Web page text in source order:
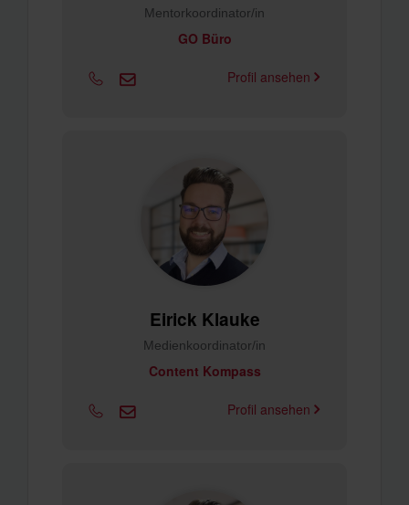
Mentorkoordinator/in
GO Büro
Profil ansehen
Eirick Klauke
Medienkoordinator/in
Content Kompass
Profil ansehen